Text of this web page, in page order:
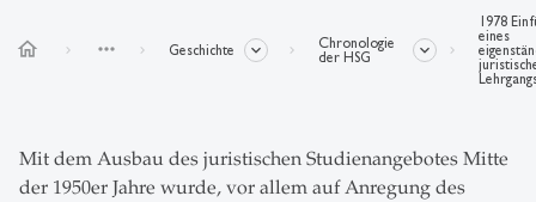
home more_horiz Geschichte
Chronologie
der HSG
1978
eines
Mit dem Ausbau des juristischen Studienangebotes Mitte
der 1950er Jahre wurde, vor allem auf Anregung des